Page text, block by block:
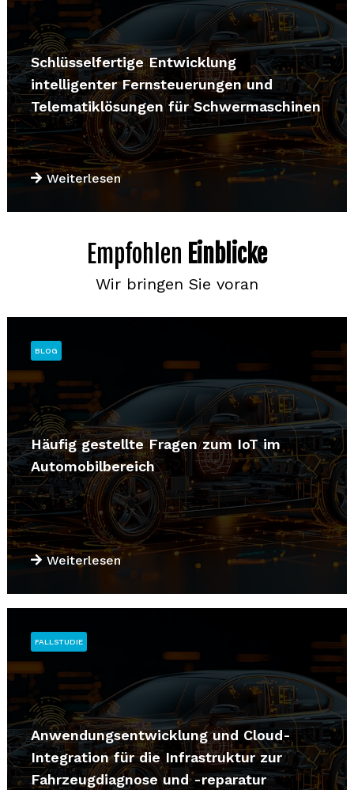
Schlüsselfertige Entwicklung
intelligenter Fernsteuerungen und
Telematiklösungen für Schwermaschinen
Weiterlesen
Empfohlen Einblicke
Wir bringen Sie voran
Häufig gestellte Fragen zum IoT im
Automobilbereich
Weiterlesen
BLOG
Anwendungsentwicklung und Cloud-
Integration für die Infrastruktur zur
Fahrzeugdiagnose und -reparatur
FALLSTUDIE